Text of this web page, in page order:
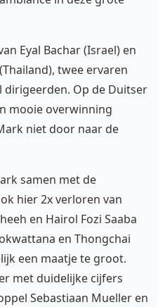
Eyal Bachar (Israel) en
twee ervaren
dirigeerden. Op de Duitser
mooie overwinning
niet door naar de
samen met de
hier 2x verloren van
en Hairol Fozi Saaba
en Thongchai
een maatje te groot.
met duidelijke cijfers
Sebastiaan Mueller en